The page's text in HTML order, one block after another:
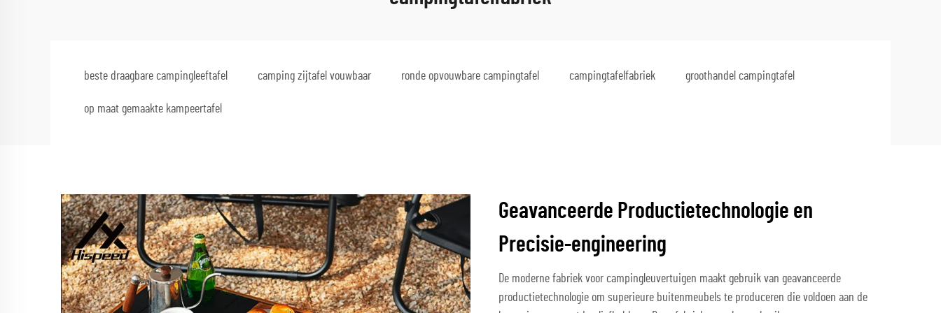
beste draagbare campingleeftafel camping zijtafel vouwbaar ronde opvouwbare campingtafel campingtafelfabriek groothandel campingtafel
op maat gemaakte kampeertafel
Geavanceerde Productietechnologie en
Precisie-engineering
De moderne fabriek voor campingleuvertuigen maakt gebruik van geavanceerde
productietechnologie om superieure buitenmeubels te produceren die voldoen aan de